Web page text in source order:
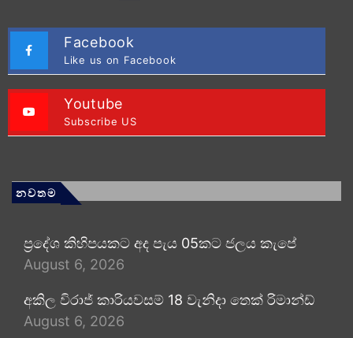
Facebook
Like us on Facebook
Youtube
Subscribe US
නවතම
ප්‍රදේශ කිහිපයකට අද පැය 05කට ජලය කැපේ
August 6, 2026
අකිල විරාජ් කාරියවසම් 18 වැනිදා තෙක් රිමාන්ඩ්
August 6, 2026